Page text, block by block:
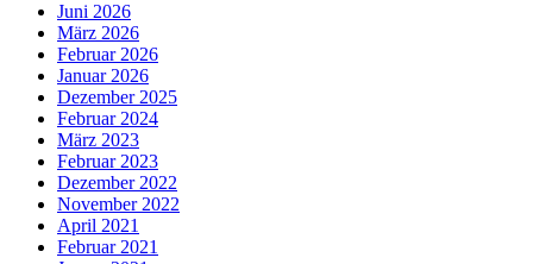
Juni 2026
März 2026
Februar 2026
Januar 2026
Dezember 2025
Februar 2024
März 2023
Februar 2023
Dezember 2022
November 2022
April 2021
Februar 2021